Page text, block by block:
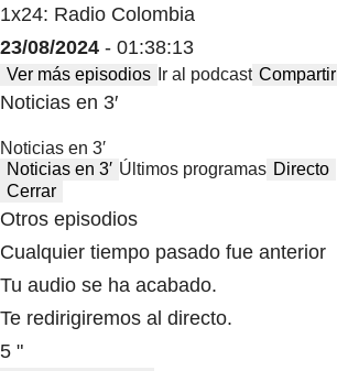
1x24: Radio Colombia
23/08/2024 - 01:38:13
Ver más episodios Ir al podcast Compartir
Noticias en 3′
Noticias en 3′
Noticias en 3′ Últimos programas Directo
Cerrar
Otros episodios
Cualquier tiempo pasado fue anterior
Tu audio se ha acabado.
Te redirigiremos al directo.
5 "